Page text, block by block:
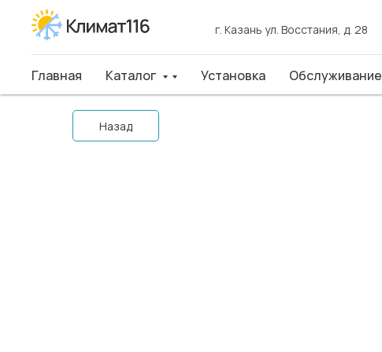
г. Казань ул. Восстания, д. 28
Главная Каталог Установка Обслуживание
г. Казань ул. Восстания, д. 28
Главная Каталог Установка Обслуживание
Назад